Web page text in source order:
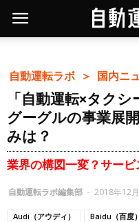
自動運転ラボ ＞ 国内ニ
「自動運転×タク
グーグルの事業展
みは？
業界の構図一変？サービ
自動運転ラボ編集部 - 2018年12
Audi（アウディ） Baidu（百度）